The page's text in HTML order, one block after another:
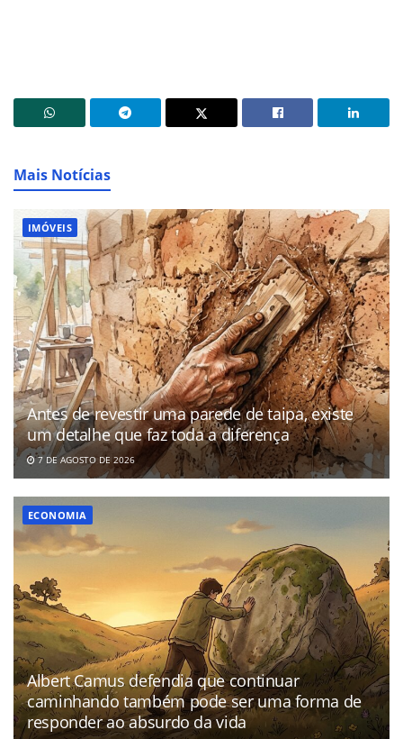
Mais Notícias
IMÓVEIS
Antes de revestir uma parede de taipa, existe
um detalhe que faz toda a diferença
7 DE AGOSTO DE 2026
ECONOMIA
Albert Camus defendia que continuar
caminhando também pode ser uma forma de
responder ao absurdo da vida